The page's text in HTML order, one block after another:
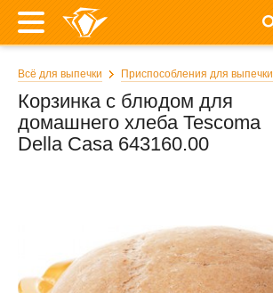
Всё для выпечки Приспособления для выпечки
Корзинка с блюдом для
домашнего хлеба Tescoma
Della Casa 643160.00